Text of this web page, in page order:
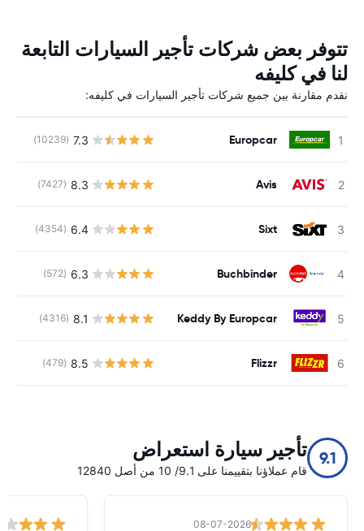
تتوفر بعض شركات تأجير السيارات التابعة
لنا في كليفه
نقدم مقارنة بين جميع شركات تأجير السيارات في كليفه:
Europcar
7.3
(10239)
Avis
8.3
(7427)
Sixt
6.4
(4354)
Buchbinder
6.3
(572)
Keddy By Europcar
8.1
(4316)
Flizzr
8.5
(479)
9.1 تأجير سيارة استعراض
قام عملاؤنا بتقييمنا على 9.1/ 10 من أصل 12840
08-07-2026